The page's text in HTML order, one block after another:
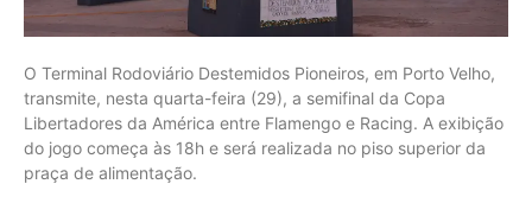
O Terminal Rodoviário Destemidos Pioneiros, em Porto Velho,
transmite, nesta quarta-feira (29), a semifinal da Copa
Libertadores da América entre Flamengo e Racing. A exibição
do jogo começa às 18h e será realizada no piso superior da
praça de alimentação.